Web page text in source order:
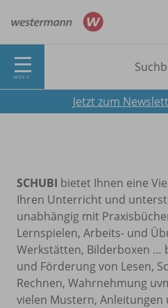
MENÜ
Jetzt zum
SCHUBI bietet Ihnen eine
Ihren Unterricht und
unabhängig mit
Lernspielen, Arbeits- und
Werkstätten, Bilderboxen …
und Förderung von Lesen,
Rechnen, Wahrnehmung
vielen Mustern, Anleitungen